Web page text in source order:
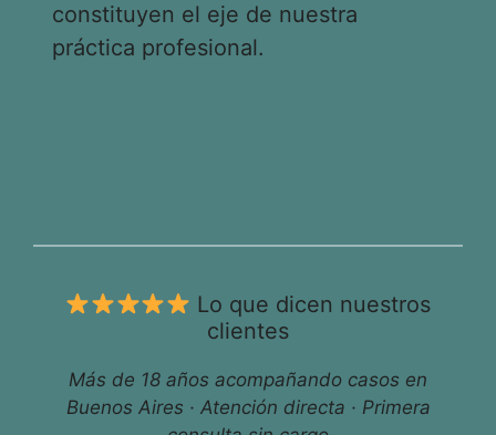
constituyen el eje de nuestra
práctica profesional.
Lo que dicen nuestros
clientes
Más de 18 años acompañando casos en
Buenos Aires · Atención directa · Primera